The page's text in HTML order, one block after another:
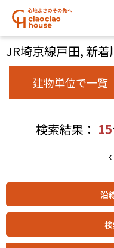
JR埼京線戸田, 新着
建物単位で一覧
検索結果： 15
‹